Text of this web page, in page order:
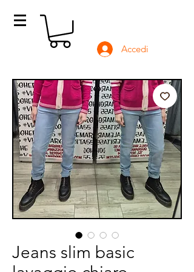
Accedi
Jeans slim basic